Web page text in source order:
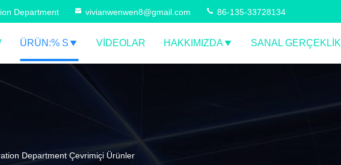
Department vivianwenwen8@gmail.com 86-135-33728134
ÜRÜN:% S VIDEOLAR HAKKIMIZDA SANAL GERÇEKLIK
Department Çevrimiçi Ürünler